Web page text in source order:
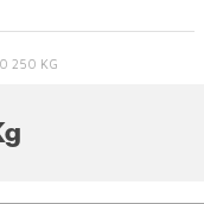
250 KG